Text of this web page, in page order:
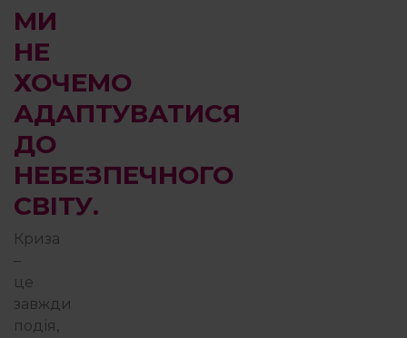
МИ
НЕ
ХОЧЕМО
АДАПТУВАТИСЯ
ДО
НЕБЕЗПЕЧНОГО
СВІТУ.
Криза
–
це
завжди
подія,